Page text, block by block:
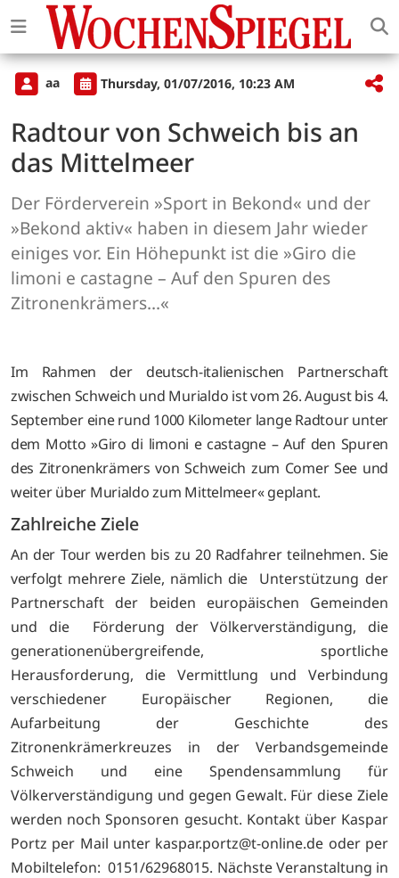
aa Thursday, 01/07/2016, 10:23 AM
Radtour von Schweich bis an
das Mittelmeer
Der Förderverein »Sport in Bekond« und der
»Bekond aktiv« haben in diesem Jahr wieder
einiges vor. Ein Höhepunkt ist die »Giro die
limoni e castagne – Auf den Spuren des
Zitronenkrämers...«
Im Rahmen der deutsch-italienischen Partnerschaft
zwischen Schweich und Murialdo ist vom 26. August bis 4.
September eine rund 1000 Kilometer lange Radtour unter
dem Motto »Giro di limoni e castagne – Auf den Spuren
des Zitronenkrämers von Schweich zum Comer See und
weiter über Murialdo zum Mittelmeer« geplant.
Zahlreiche Ziele
An der Tour werden bis zu 20 Radfahrer teilnehmen. Sie
verfolgt mehrere Ziele, nämlich die Unterstützung der
Partnerschaft der beiden europäischen Gemeinden
und die Förderung der Völkerverständigung, die
generationenübergreifende, sportliche
Herausforderung, die Vermittlung und Verbindung
verschiedener Europäischer Regionen, die
Aufarbeitung der Geschichte des
Zitronenkrämerkreuzes in der Verbandsgemeinde
Schweich und eine Spendensammlung für
Völkerverständigung und gegen Gewalt. Für diese Ziele
werden noch Sponsoren gesucht. Kontakt über Kaspar
Portz per Mail unter kaspar.portz@t-online.de oder per
Mobiltelefon: 0151/62968015. Nächste Veranstaltung in